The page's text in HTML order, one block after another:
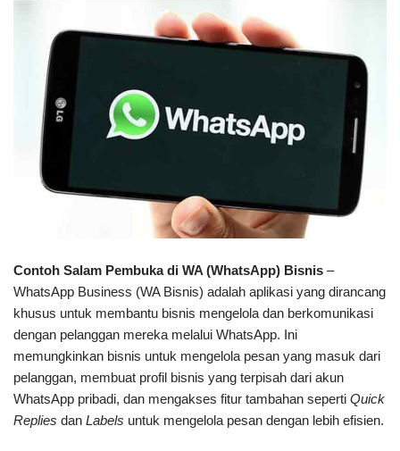
Contoh Salam Pembuka di WA (WhatsApp) Bisnis –
WhatsApp Business (WA Bisnis) adalah aplikasi yang dirancang
khusus untuk membantu bisnis mengelola dan berkomunikasi
dengan pelanggan mereka melalui WhatsApp. Ini
memungkinkan bisnis untuk mengelola pesan yang masuk dari
pelanggan, membuat profil bisnis yang terpisah dari akun
WhatsApp pribadi, dan mengakses fitur tambahan seperti Quick
Replies dan Labels untuk mengelola pesan dengan lebih efisien.